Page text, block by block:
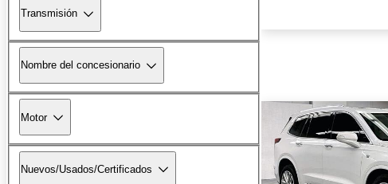
Transmisión
Nombre del concesionario
Motor
Nuevos/Usados/Certificados